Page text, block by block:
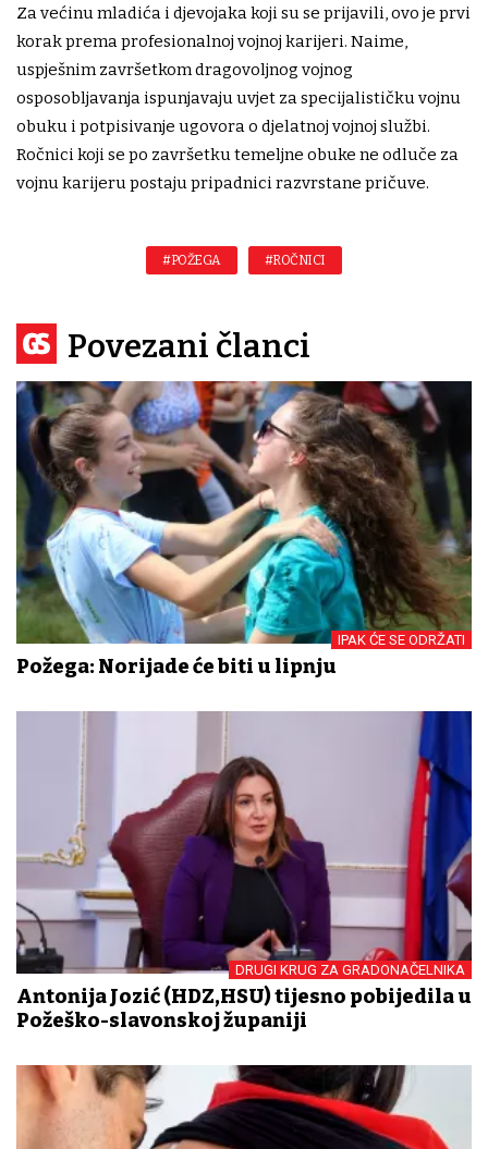
Za većinu mladića i djevojaka koji su se prijavili, ovo je prvi
korak prema profesionalnoj vojnoj karijeri. Naime,
uspješnim završetkom dragovoljnog vojnog
osposobljavanja ispunjavaju uvjet za specijalističku vojnu
obuku i potpisivanje ugovora o djelatnoj vojnoj službi.
Ročnici koji se po završetku temeljne obuke ne odluče za
vojnu karijeru postaju pripadnici razvrstane pričuve.
#POŽEGA #ROČNICI
Povezani članci
IPAK ĆE SE ODRŽATI
Požega: Norijade će biti u lipnju
DRUGI KRUG ZA GRADONAČELNIKA
Antonija Jozić (HDZ,HSU) tijesno pobijedila u
Požeško-slavonskoj županiji